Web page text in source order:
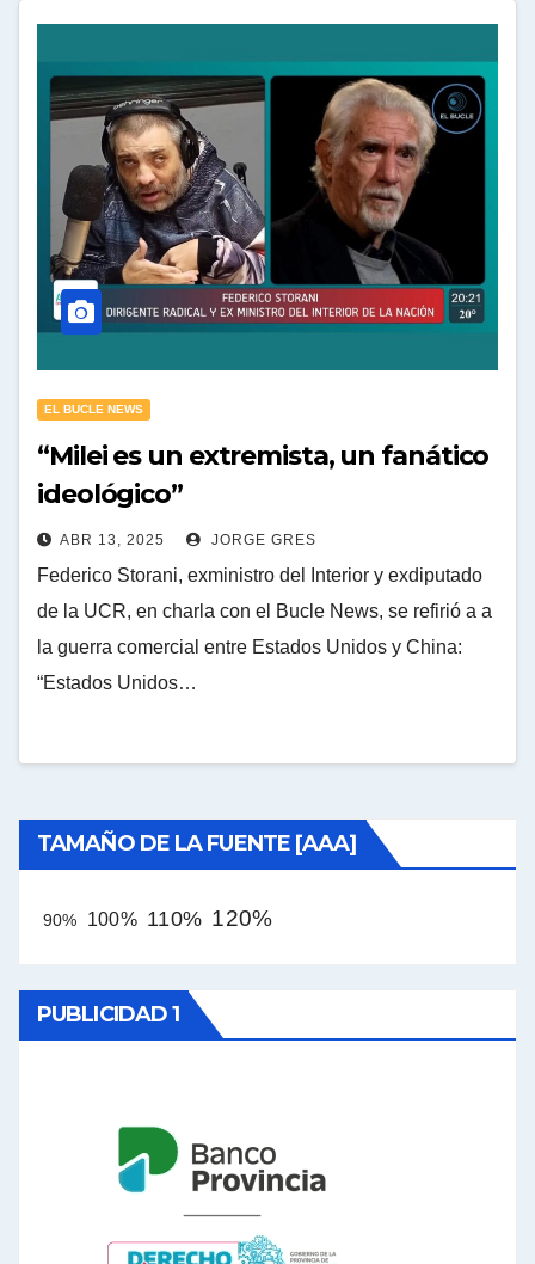
EL BUCLE NEWS
“Milei es un extremista, un fanático
ideológico”
ABR 13, 2025 JORGE GRES
Federico Storani, exministro del Interior y exdiputado
de la UCR, en charla con el Bucle News, se refirió a a
la guerra comercial entre Estados Unidos y China:
“Estados Unidos…
TAMAÑO DE LA FUENTE [AAA]
90% 100% 110% 120%
PUBLICIDAD 1